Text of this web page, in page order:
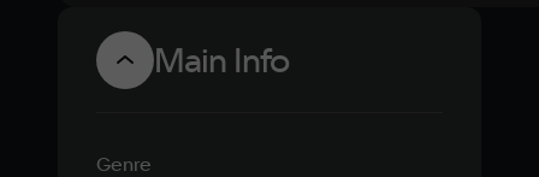
Main Info
Genre